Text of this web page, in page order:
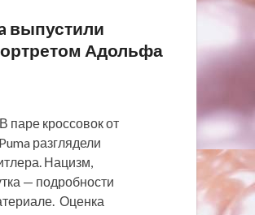
выпустили
Адольфа
паре кроссовок от
разглядели
Нацизм,
— подробности
Оценка